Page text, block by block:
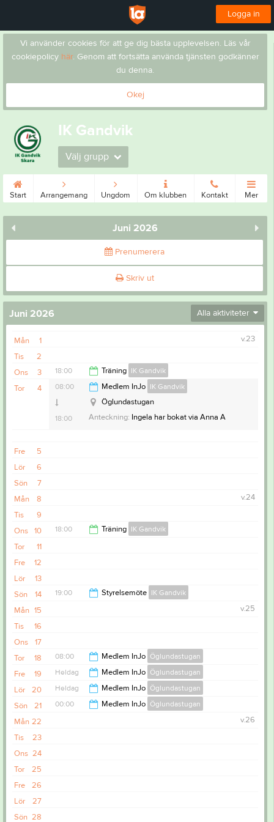
Logga in
Vi använder cookies för att ge dig bästa upplevelsen. Läs vår
cookiepolicy här. Genom att fortsätta använda tjänsten godkänner
du denna.
Okej
IK Gandvik
Välj grupp
Start Arrangemang Ungdom Om klubben Kontakt Mer
Juni 2026
Prenumerera
Skriv ut
Juni 2026 Alla aktiviteter
1
Mån
v.23
2
Tis
3
Ons 18:00 Träning IK Gandvik
19:15
4
Tor 08:00 Medlem InJo IK Gandvik
18:00
Öglundastugan
Anteckning: Ingela har bokat via Anna A
5
Fre
6
Lör
7
Sön
8
Mån
v.24
9
Tis
10
Ons 18:00 Träning IK Gandvik
11
Tor
12
Fre
13
Lör
14
Sön 19:00 Styrelsemöte IK Gandvik
15
Mån
v.25
16
Tis
17
Ons
18
Tor 08:00 Medlem InJo Öglundastugan
00:00
19
Fre Heldag Medlem InJo Öglundastugan
20
Lör Heldag Medlem InJo Öglundastugan
21
Sön 00:00 Medlem InJo Öglundastugan
22
Mån
v.26
23
Tis
24
Ons
25
Tor
26
Fre
27
Lör
28
Sön